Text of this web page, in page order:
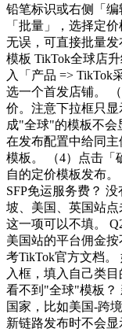
铅笔标识或右侧「
「批量」，选择定
无误，可直接批量
模板 TikTok全球店
入「产品 => TikTok
选一个首发店铺。
价。注意下拉框只
成"全球"的模板不会
在发布配置中给同
模板。 （4）点击「
自的定价模板发布
SFP免运服务费？
坡、美国、英国站点
这一项可以不填。
美国站的平台佣金
考TikTok官方文档。
入框，填入自己类
看不到"全球"模板？
国家，比如美国-跨
新链路发布时不会